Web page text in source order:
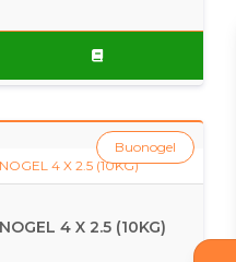
4 X 2.5 (10KG)
Buonogel